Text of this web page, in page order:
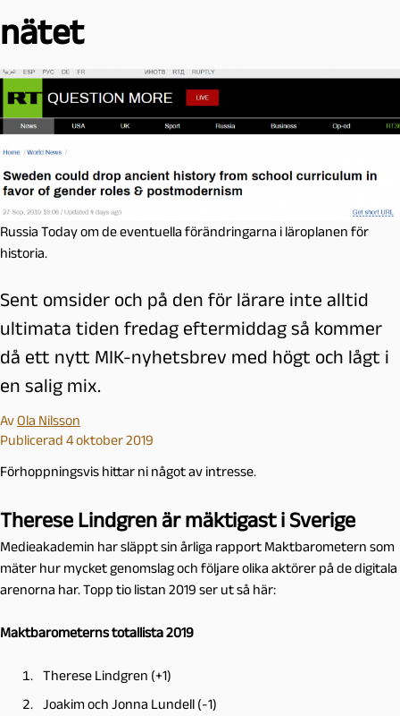
nätet
Russia Today om de eventuella förändringarna i läroplanen för
historia.
Sent omsider och på den för lärare inte alltid
ultimata tiden fredag eftermiddag så kommer
då ett nytt MIK-nyhetsbrev med högt och lågt i
en salig mix.
AvOla Nilsson
Publicerad 4 oktober 2019
Förhoppningsvis hittar ni något av intresse.
Therese Lindgren är mäktigast i Sverige
Medieakademin har släppt sin årliga rapport Maktbarometern som
mäter hur mycket genomslag och följare olika aktörer på de digitala
arenorna har. Topp tio listan 2019 ser ut så här:
Maktbarometerns totallista 2019
Therese Lindgren (+1)
Joakim och Jonna Lundell (-1)